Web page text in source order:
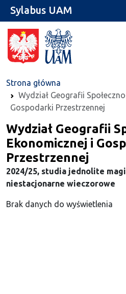
Strona główna
Wydział Geografii
Gospodarki Przestrzennej
Sylabus UAM
Wydział Geografii
Ekonomicznej i
Przestrzennej
2024/25, studia jednolite
niestacjonarne wieczorowe
Brak danych do wyświetlenia